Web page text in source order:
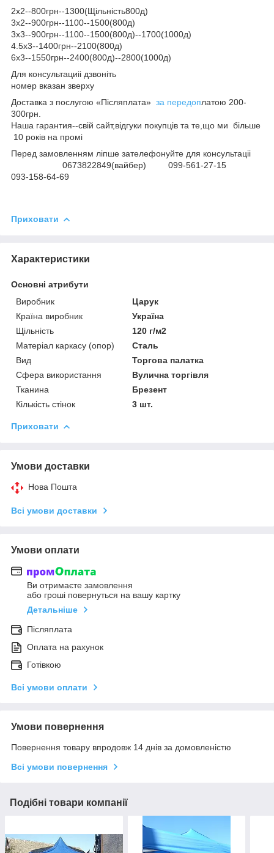
2х2--800грн--1300(Щільність800д)
3х2--900грн--1100--1500(800д)
3х3--900грн--1100--1500(800д)--1700(1000д)
4.5х3--1400грн--2100(800д)
6х3--1550грн--2400(800д)--2800(1000д)
Для консультациіі дзвоніть
номер вказан зверху
Доставка з послугою «Післяплата» за передоплатою 200-
300грн.
Наша гарантия--свій сайт,відгуки покупців та те,що ми більше
10 років на промі
Перед замовленням ліпше зателефонуйте для консультаціі
0673822849(вайбер) 099-561-27-15
093-158-64-69
Приховати
Характеристики
Основні атрибути
Виробник
Царук
Країна виробник
Україна
Щільність
120 г/м2
Матеріал каркасу (опор)
Сталь
Вид
Торгова палатка
Сфера використання
Вулична торгівля
Тканина
Брезент
Кількість стінок
3 шт.
Приховати
Умови доставки
Нова Пошта
Всі умови доставки
Умови оплати
Ви отримаєте замовлення
або гроші повернуться на вашу картку
Детальніше
Післяплата
Оплата на рахунок
Готівкою
Всі умови оплати
Умови повернення
Повернення товару впродовж 14 днів за домовленістю
Всі умови повернення
Подібні товари компанії